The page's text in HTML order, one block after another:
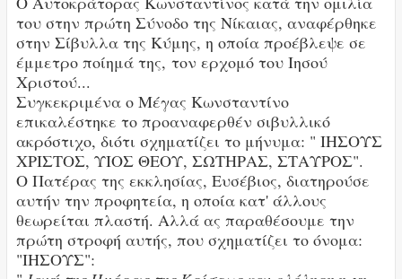
του στην πρώτη Σύνοδο της Νίκαιας, αναφέρθηκε
στην Σίβυλλα της Κύμης, η οποία προέβλεψε σε
έμμετρο ποίημά της, τον ερχομό του Ιησού
Χριστού...
Συγκεκριμένα ο Μέγας Κωνσταντίνο
επικαλέστηκε το προαναφερθέν σιβυλλικό
ακρόστιχο, διότι σχηματίζει το μήνυμα: " ΙΗΣΟΥΣ
ΧΡΙΣΤΟΣ, ΥΙΟΣ ΘΕΟΥ, ΣΩΤΗΡΑΣ, ΣΤΑΥΡΟΣ".
Ο Πατέρας της εκκλησίας, Ευσέβιος, διατηρούσε
αυτήν την προφητεία, η οποία κατ' άλλους
θεωρείται πλαστή. Αλλά ας παραθέσουμε την
πρώτη στροφή αυτής, που σχηματίζει το όνομα:
"ΙΗΣΟΥΣ":